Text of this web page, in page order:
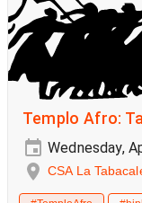
Templo Afro:
Wednesday,
CSA La